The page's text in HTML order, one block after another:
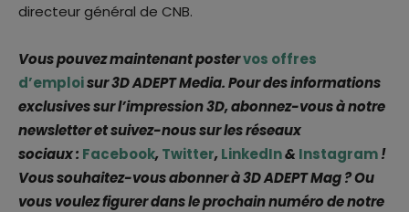
directeur général de CNB.
Vous pouvez maintenant postervos offres
d’emploisur 3D ADEPT Media. Pour des informations
exclusives sur l’impression 3D, abonnez-vous à notre
newsletter et suivez-nous sur les réseaux
sociaux : Facebook,Twitter,LinkedIn& Instagram!
Vous souhaitez-vous abonner à 3D ADEPT Mag ? Ou
vous voulez figurer dans le prochain numéro de notre